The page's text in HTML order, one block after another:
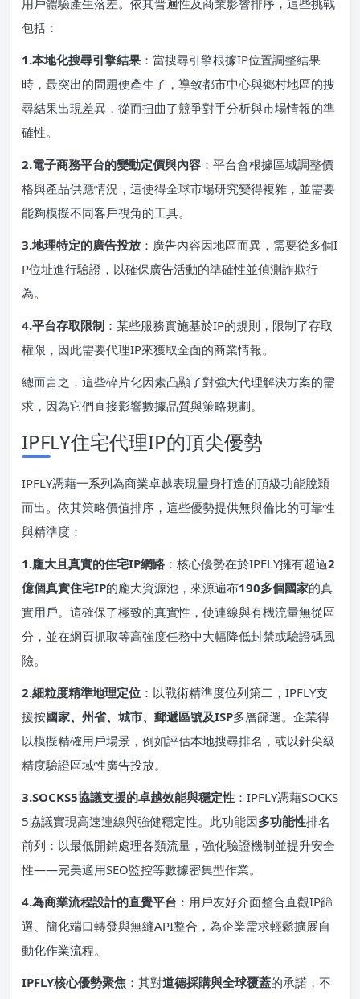
包括：
​1.本地化搜尋引擎結果​ ​：當搜尋引擎根據IP位置調整結果
時，最突出的問題便產生了，導致都市中心與鄉村地區的搜
尋結果出現差異，從而扭曲了競爭對手分析與市場情報的準
確性。
​2.電子商務平台的變動定價與內容​ ​：平台會根據區域調整價
格與產品供應情況，這使得全球市場研究變得複雜，並需要
能夠模擬不同客戶視角的工具。
​3.地理特定的廣告投放​ ​：廣告內容因地區而異，需要從多個I
P位址進行驗證，以確保廣告活動的準確性並偵測詐欺行
為。
​4.平台存取限制​ ​：某些服務實施基於IP的規則，限制了存取
權限，因此需要代理IP來獲取全面的商業情報。
總而言之，這些碎片化因素凸顯了對強大代理解決方案的需
求，因為它們直接影響數據品質與策略規劃。
IPFLY住宅代理IP的頂尖優勢
IPFLY憑藉一系列為商業卓越表現量身打造的頂級功能脫穎
而出。依其策略價值排序，這些優勢提供無與倫比的可靠性
與精準度：
1.龐大且真實的住宅IP網路​ ​：核心優勢在於IPFLY擁有超過​​2
億個真實住宅IP​​的龐大資源池，來源遍布​​190多個國家​​的真
實用戶。這確保了極致的真實性，使連線與有機流量無從區
分，並在網頁抓取等高強度任務中大幅降低封禁或驗證碼風
險。
2.細粒度精準地理定位​ ​：以戰術精準度位列第二，IPFLY支
援按​​國家、州省、城市、郵遞區號及ISP​​多層篩選。企業得
以模擬精確用戶場景，例如評估本地搜尋排名，或以針尖級
精度驗證區域性廣告投放。
3.SOCKS5協議支援的卓越效能與穩定性​ ​：IPFLY憑藉SOCKS
5協議實現高速連線與強健穩定性。此功能因​​多功能性​​排名
前列：以最低開銷處理各類流量，強化驗證機制並提升安全
性——完美適用SEO監控等數據密集型作業。
4.為商業流程設計的直覺平台​ ​：用戶友好介面整合直觀IP篩
選、簡化端口轉發與無縫API整合，為企業需求輕鬆擴展自
動化作業流程。
​IPFLY核心優勢聚焦​ ​：其對​​道德採購與全球覆蓋​​的承諾，不